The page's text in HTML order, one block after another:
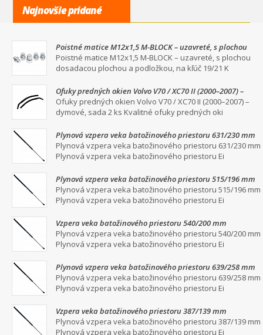
Najnovšie pridané
Poistné matice M12x1,5 M-BLOCK – uzavreté, s plochou
dosadacou plochou a podložkou, na kľúč 19/21
Poistné matice M12x1,5 M-BLOCK – uzavreté, s plochou
dosadacou plochou a podložkou, na kľúč 19/21 K
Ofuky predných okien Volvo V70 / XC70 II (2000–2007) –
dymové, sada 2 ks
Ofuky predných okien Volvo V70 / XC70 II (2000–2007) –
dymové, sada 2 ks Kvalitné ofuky predných oki
Plynová vzpera veka batožinového priestoru 631/230 mm
Plynová vzpera veka batožinového priestoru 631/230 mm
Plynová vzpera veka batožinového priestoru Ei
Plynová vzpera veka batožinového priestoru 515/196 mm
Plynová vzpera veka batožinového priestoru 515/196 mm
Plynová vzpera veka batožinového priestoru Ei
Vzpera veka batožinového priestoru 540/200 mm
Plynová vzpera veka batožinového priestoru 540/200 mm
Plynová vzpera veka batožinového priestoru Ei
Plynová vzpera veka batožinového priestoru 639/258 mm
Plynová vzpera veka batožinového priestoru 639/258 mm
Plynová vzpera veka batožinového priestoru Ei
Vzpera veka batožinového priestoru 387/139 mm
Plynová vzpera veka batožinového priestoru 387/139 mm
Plynová vzpera veka batožinového priestoru Ei